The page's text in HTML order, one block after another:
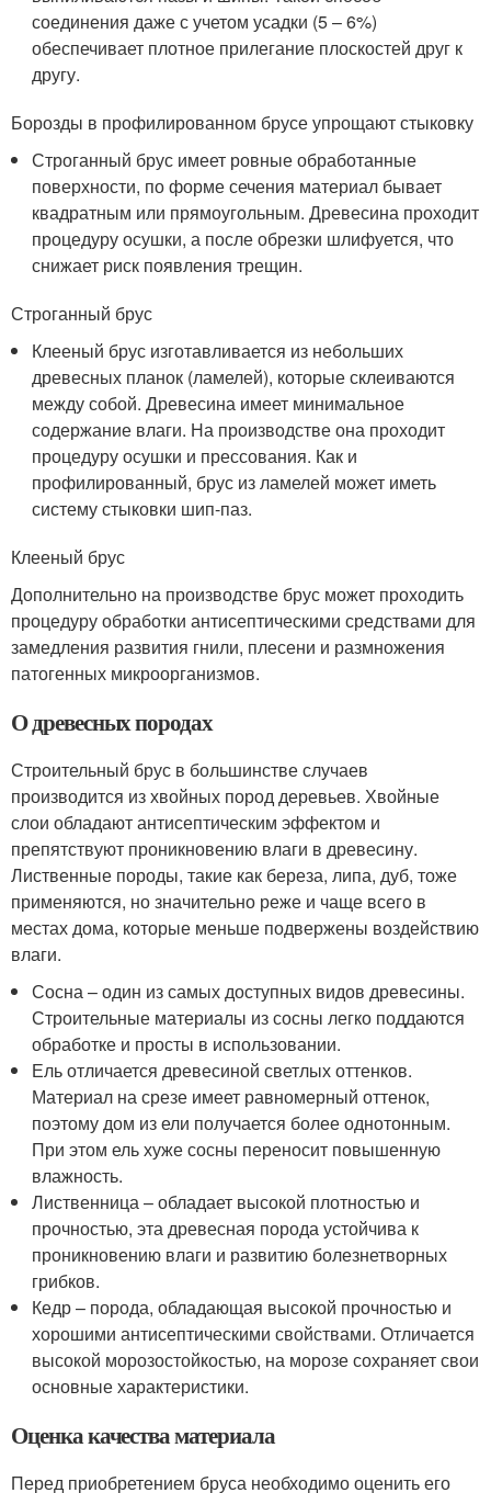
соединения даже с учетом усадки (5 – 6%)
обеспечивает плотное прилегание плоскостей друг к
другу.
Борозды в профилированном брусе упрощают стыковку
Строганный брус имеет ровные обработанные
поверхности, по форме сечения материал бывает
квадратным или прямоугольным. Древесина проходит
процедуру осушки, а после обрезки шлифуется, что
снижает риск появления трещин.
Строганный брус
Клееный брус изготавливается из небольших
древесных планок (ламелей), которые склеиваются
между собой. Древесина имеет минимальное
содержание влаги. На производстве она проходит
процедуру осушки и прессования. Как и
профилированный, брус из ламелей может иметь
систему стыковки шип-паз.
Клееный брус
Дополнительно на производстве брус может проходить
процедуру обработки антисептическими средствами для
замедления развития гнили, плесени и размножения
патогенных микроорганизмов.
О древесных породах
Строительный брус в большинстве случаев
производится из хвойных пород деревьев. Хвойные
слои обладают антисептическим эффектом и
препятствуют проникновению влаги в древесину.
Лиственные породы, такие как береза, липа, дуб, тоже
применяются, но значительно реже и чаще всего в
местах дома, которые меньше подвержены воздействию
влаги.
Сосна – один из самых доступных видов древесины.
Строительные материалы из сосны легко поддаются
обработке и просты в использовании.
Ель отличается древесиной светлых оттенков.
Материал на срезе имеет равномерный оттенок,
поэтому дом из ели получается более однотонным.
При этом ель хуже сосны переносит повышенную
влажность.
Лиственница – обладает высокой плотностью и
прочностью, эта древесная порода устойчива к
проникновению влаги и развитию болезнетворных
грибков.
Кедр – порода, обладающая высокой прочностью и
хорошими антисептическими свойствами. Отличается
высокой морозостойкостью, на морозе сохраняет свои
основные характеристики.
Оценка качества материала
Перед приобретением бруса необходимо оценить его